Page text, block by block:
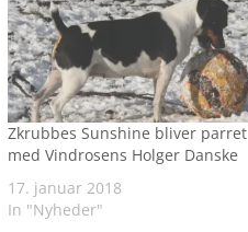
Zkrubbes Sunshine bliver parret
med Vindrosens Holger Danske
17. januar 2018
In "Nyheder"